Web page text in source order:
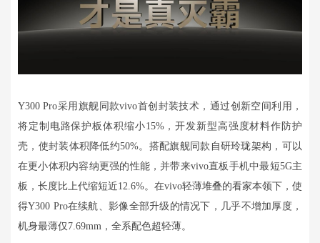
Y300 Pro采用旗舰同款vivo首创封装技术，通过创新空间利用，
将定制电路保护板体积缩小15%，开发新型高强度材料作防护
壳，使封装体积降低约50%。搭配旗舰同款自研玲珑架构，可以
在更小体积内容纳更强的性能，并带来vivo直板手机中最短5G主
板，长度比上代缩短近12.6%。在vivo轻薄堆叠的看家本领下，使
得Y300 Pro在续航、影像全部升级的情况下，几乎不增加厚度，
机身最薄仅7.69mm，全系配色超轻薄。